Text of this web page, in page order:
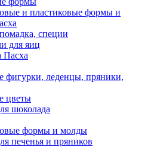
и пластиковые формы и
специи
для яиц
Пасха
фигурки, леденцы, пряники,
цветы
шоколада
формы и молды
печенья и пряников